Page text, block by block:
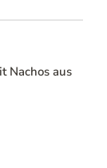
Nachos aus